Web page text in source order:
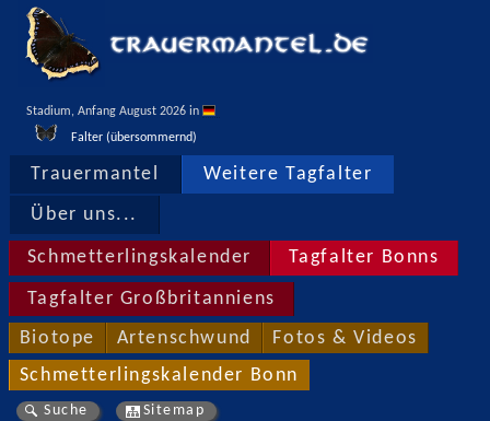
Stadium, Anfang August 2026 in
Falter (übersommernd)
Trauermantel Weitere Tagfalter
Über uns...
Schmetterlingskalender Tagfalter Bonns
Tagfalter Großbritanniens
Biotope Artenschwund Fotos & Videos
Schmetterlingskalender Bonn
Suche Sitemap